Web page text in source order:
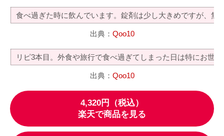
食べ過ぎた時に飲んでいます。錠剤は少し大きめですが、無
出典： Qoo10
リピ3本目。外食や旅行で食べ過ぎてしまった日は特にお世
出典： Qoo10
4,320円（税込）
楽天で商品を見る